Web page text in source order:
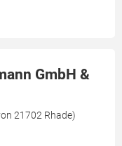
GmbH &
21702 Rhade)